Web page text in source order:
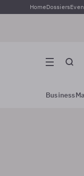
HomeDossiers
Business